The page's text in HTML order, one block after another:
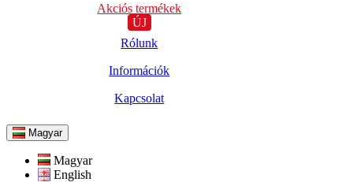
Akciós termékek
ÚJ
Rólunk
Információk
Kapcsolat
Magyar
Magyar
English